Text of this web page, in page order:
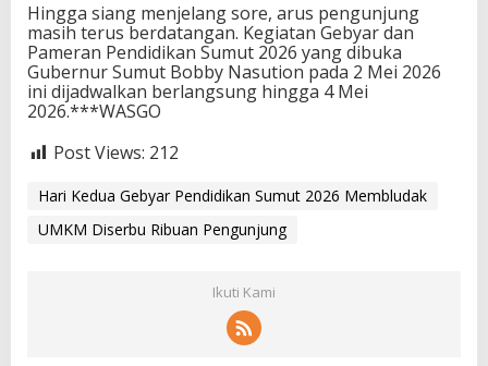
Hingga siang menjelang sore, arus pengunjung
masih terus berdatangan. Kegiatan Gebyar dan
Pameran Pendidikan Sumut 2026 yang dibuka
Gubernur Sumut Bobby Nasution pada 2 Mei 2026
ini dijadwalkan berlangsung hingga 4 Mei
2026.***WASGO
Post Views: 212
Hari Kedua Gebyar Pendidikan Sumut 2026 Membludak
UMKM Diserbu Ribuan Pengunjung
Ikuti Kami